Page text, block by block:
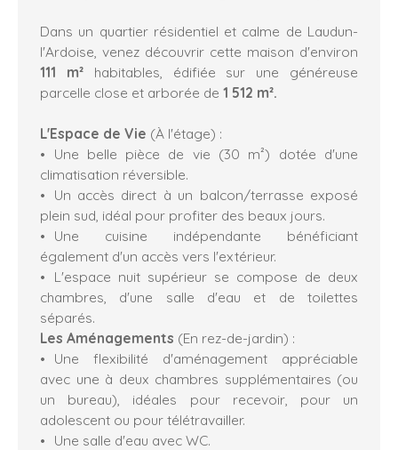
Dans un quartier résidentiel et calme de Laudun-
l'Ardoise, venez découvrir cette maison d'environ
111 m²habitables, édifiée sur une généreuse
parcelle close et arborée de 1 512 m².
L'Espace de Vie (À l'étage) :
Une belle pièce de vie (30 m²) dotée d'une
climatisation réversible.
Un accès direct à un balcon/terrasse exposé
plein sud, idéal pour profiter des beaux jours.
Une cuisine indépendante bénéficiant
également d'un accès vers l'extérieur.
L'espace nuit supérieur se compose de deux
chambres, d'une salle d'eau et de toilettes
séparés.
Les Aménagements (En rez-de-jardin) :
Une flexibilité d'aménagement appréciable
avec une à deux chambres supplémentaires (ou
un bureau), idéales pour recevoir, pour un
adolescent ou pour télétravailler.
Une salle d'eau avec WC.